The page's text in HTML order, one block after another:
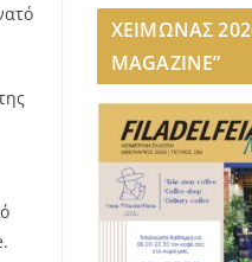
ΧΕΙΜΩΝΑΣ
MAGAZINE”